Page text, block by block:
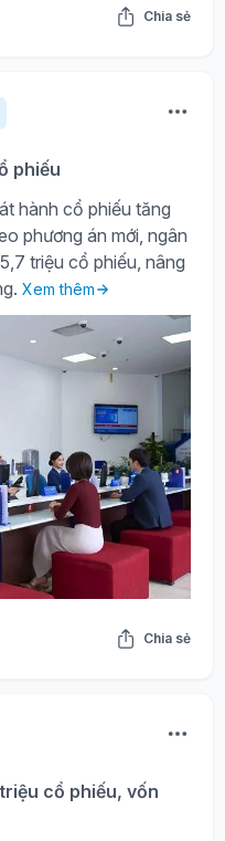
Chia sẻ
phiếu
hành cổ phiếu tăng
phương án mới, ngân
triệu cổ phiếu, nâng
Xem thêm
Chia sẻ
cổ phiếu, vốn